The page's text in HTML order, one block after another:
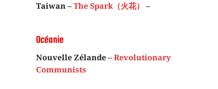
Taiwan –The Spark（火花） –
Océanie
Nouvelle Zélande –Revolutionary
Communists